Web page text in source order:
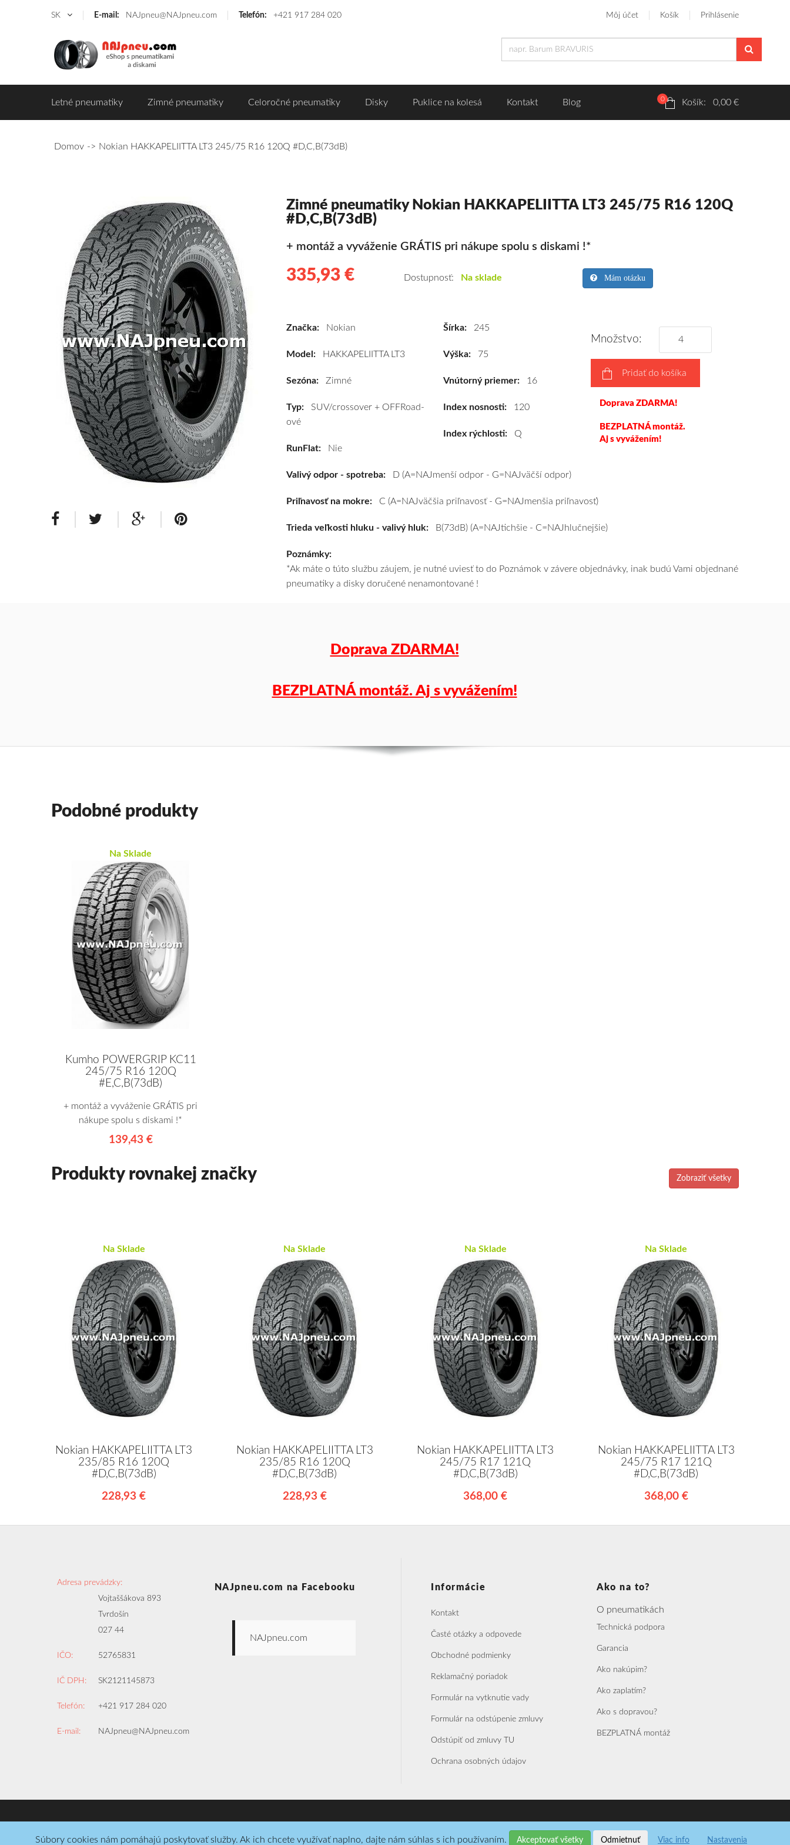
SK E-mail: NAJpneu@NAJpneu.com Telefón: +421 917 284 020 Môj účet Košík Prihlásenie
Letné pneumatiky Zimné pneumatiky Celoročné pneumatiky Disky Puklice na kolesá Kontakt Blog 0 Košík: 0,00 €
Domov Nokian HAKKAPELIITTA LT3 245/75 R16 120Q #D,C,B(73dB)
Zimné pneumatiky Nokian HAKKAPELIITTA LT3 245/75 R16 120Q
#D,C,B(73dB)
+ montáž a vyváženie GRÁTIS pri nákupe spolu s diskami !*
335,93 €
Nokian
120Q
#D,C,B(73dB)
za
a
k
na
podľa
pošleme
Dostupnosť: Na sklade Mám otázku
Značka: Nokian
Model: HAKKAPELIITTA LT3
Sezóna: Zimné
Typ: SUV/crossover + OFFRoad-
ové
RunFlat: Nie
Šírka:245
Výška:75
Vnútorný priemer:16
Index nosnosti:120
Index rýchlosti:Q
Množstvo:
Pridať do košíka
Doprava ZDARMA!
BEZPLATNÁ montáž.
Aj s vyvážením!
Valivý odpor - spotreba: D (A=NAJmenší odpor - G=NAJväčší odpor)
Priľnavosť na mokre: C (A=NAJväčšia priľnavosť - G=NAJmenšia priľnavosť)
Trieda veľkosti hluku - valivý hluk: B(73dB) (A=NAJtichšie - C=NAJhlučnejšie)
Poznámky:
*Ak máte o túto službu záujem, je nutné uviesť to do Poznámok v závere objednávky, inak budú Vami objednané
pneumatiky a disky doručené nenamontované !
Doprava ZDARMA!
BEZPLATNÁ montáž. Aj s vyvážením!
Podobné produkty
Na Sklade
Kumho POWERGRIP KC11
245/75 R16 120Q
#E,C,B(73dB)
+ montáž a vyváženie GRÁTIS pri
nákupe spolu s diskami !*
139,43 €
Produkty rovnakej značky Zobraziť všetky
Na Sklade
Nokian HAKKAPELIITTA LT3
235/85 R16 120Q
#D,C,B(73dB)
228,93 €
Na Sklade
Nokian HAKKAPELIITTA LT3
235/85 R16 120Q
#D,C,B(73dB)
228,93 €
Na Sklade
Nokian HAKKAPELIITTA LT3
245/75 R17 121Q
#D,C,B(73dB)
368,00 €
Na Sklade
Nokian HAKKAPELIITTA LT3
245/75 R17 121Q
#D,C,B(73dB)
368,00 €
Adresa prevádzky:
Vojtaššákova 893
Tvrdošín
027 44
IČO: 52765831
IČ DPH: SK2121145873
Telefón: +421 917 284 020
E-mail: NAJpneu@NAJpneu.com
NAJpneu.com na Facebooku
NAJpneu.com
Informácie
Kontakt
Časté otázky a odpovede
Obchodné podmienky
Reklamačný poriadok
Formulár na vytknutie vady
Formulár na odstúpenie zmluvy
Odstúpiť od zmluvy TU
Ochrana osobných údajov
Ako na to?
O pneumatikách
Technická podpora
Garancia
Ako nakúpim?
Ako zaplatím?
Ako s dopravou?
BEZPLATNÁ montáž
Realizácia SoftPoint s.r.o.Tvorba webových aplikácií a biznis softvérov na mieru
Súbory cookies nám pomáhajú poskytovať služby. Ak ich chcete využívať naplno, dajte nám súhlas s ich používaním.
Akceptovať všetky Odmietnuť Viac info Nastavenia